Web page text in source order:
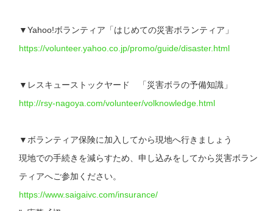
▼Yahoo!ボランティア「はじめての災害ボランティア」
https://volunteer.yahoo.co.jp/promo/guide/disaster.html
▼レスキューストックヤード 「災害ボラの予備知識」
http://rsy-nagoya.com/volunteer/volknowledge.html
▼ボランティア保険に加入してから現地へ行きましょう
現地での手続きを減らすため、申し込みをしてから災害ボラン
ティアへご参加ください。
https://www.saigaivc.com/insurance/